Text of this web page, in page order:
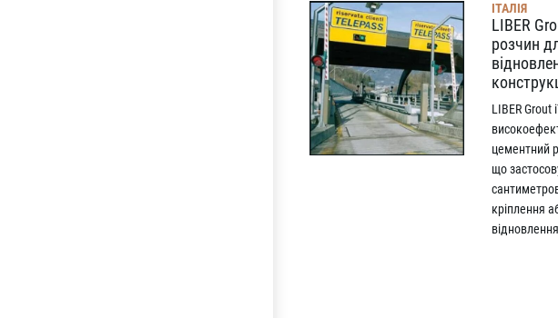
ІТАЛІЯ
LIBER
розчин
LIBER Grout
цементний
що
кріплення